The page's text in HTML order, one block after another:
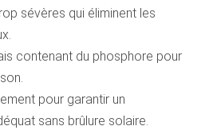
sévères qui éliminent les
contenant du phosphore pour
pour garantir un
sans brûlure solaire.